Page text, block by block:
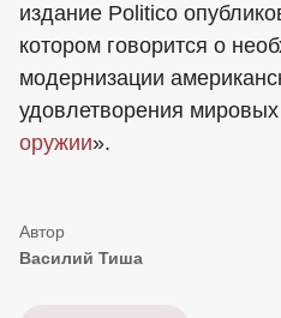
издание Politico
котором говорится о
модернизации
удовлетворения
оружии».
Василий Тиша